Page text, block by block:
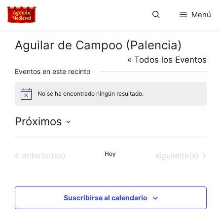
Saltar
Menú
Aguilar de Campoo (Palencia)
« Todos los Eventos
Eventos en este recinto
s
No se ha encontrado ningún resultado.
Próximos
S
l
c
i
Eventos
anterior(es) Hoy Eventos
siguiente(s)
Suscribirse al calendario